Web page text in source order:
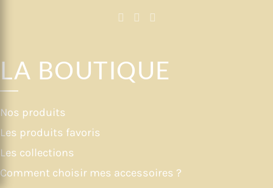
LA BOUTIQUE
Nos produits
Les produits favoris
Les collections
Comment choisir mes accessoires ?